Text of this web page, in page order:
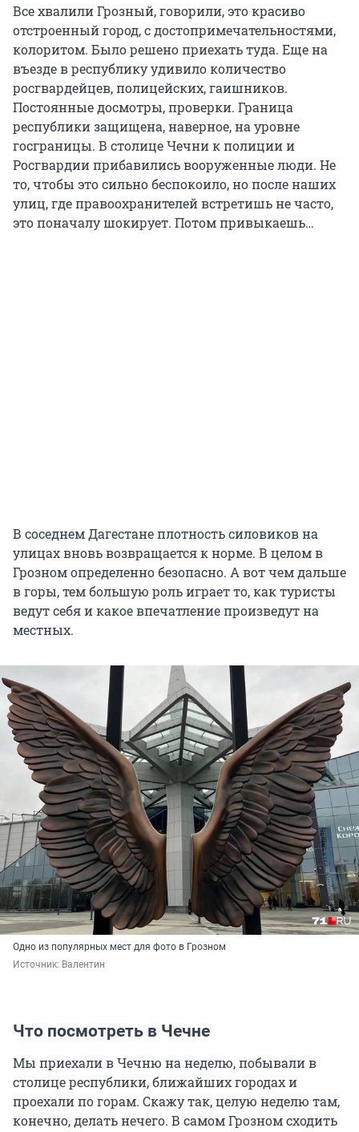
Все хвалили Грозный, говорили, это красиво
отстроенный город, с достопримечательностями,
колоритом. Было решено приехать туда. Еще на
въезде в республику удивило количество
росгвардейцев, полицейских, гаишников.
Постоянные досмотры, проверки. Граница
республики защищена, наверное, на уровне
госграницы. В столице Чечни к полиции и
Росгвардии прибавились вооруженные люди. Не
то, чтобы это сильно беспокоило, но после наших
улиц, где правоохранителей встретишь не часто,
это поначалу шокирует. Потом привыкаешь…
В соседнем Дагестане плотность силовиков на
улицах вновь возвращается к норме. В целом в
Грозном определенно безопасно. А вот чем дальше
в горы, тем большую роль играет то, как туристы
ведут себя и какое впечатление произведут на
местных.
Одно из популярных мест для фото в Грозном
Источник: Валентин
Что посмотреть в Чечне
Мы приехали в Чечню на неделю, побывали в
столице республики, ближайших городах и
проехали по горам. Скажу так, целую неделю там,
конечно, делать нечего. В самом Грозном сходить